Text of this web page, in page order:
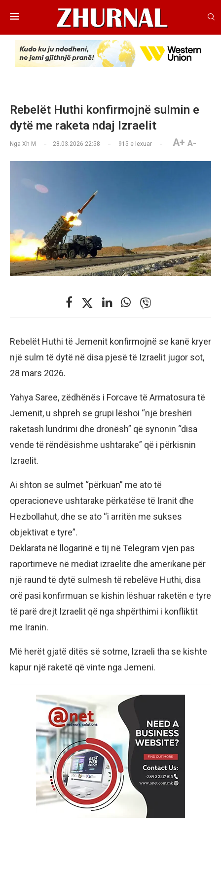
Rebelët Huthi konfirmojnë sulmin e
dytë me raketa ndaj Izraelit
Nga Xh M 28.03.2026 22:58 915 e lexuar A+ A-
Rebelët Huthi të Jemenit konfirmojnë se kanë kryer
një sulm të dytë në disa pjesë të Izraelit jugor sot,
28 mars 2026.
Yahya Saree, zëdhënës i Forcave të Armatosura të
Jemenit, u shpreh se grupi lëshoi “një breshëri
raketash lundrimi dhe dronësh” që synonin “disa
vende të rëndësishme ushtarake” që i përkisnin
Izraelit.
Ai shton se sulmet “përkuan” me ato të
operacioneve ushtarake përkatëse të Iranit dhe
Hezbollahut, dhe se ato “i arritën me sukses
objektivat e tyre”.
Deklarata në llogarinë e tij në Telegram vjen pas
raportimeve në mediat izraelite dhe amerikane për
një raund të dytë sulmesh të rebelëve Huthi, disa
orë pasi konfirmuan se kishin lëshuar raketën e tyre
të parë drejt Izraelit që nga shpërthimi i konfliktit
me Iranin.
Më herët gjatë ditës së sotme, Izraeli tha se kishte
kapur një raketë që vinte nga Jemeni.